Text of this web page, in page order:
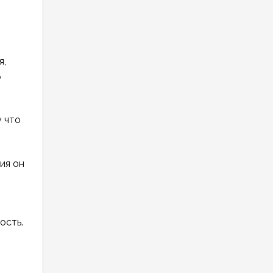
что
он